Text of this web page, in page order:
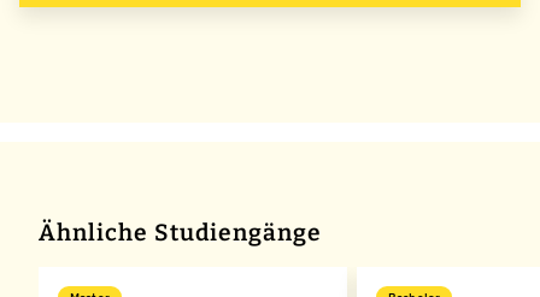
Ähnliche Studiengänge